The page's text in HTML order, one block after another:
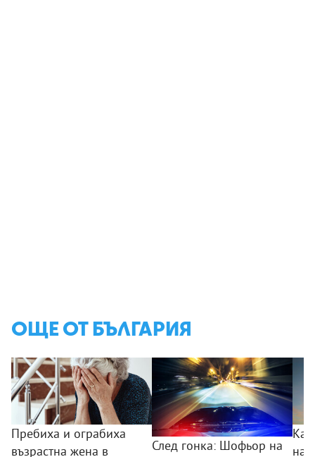
ОЩЕ ОТ БЪЛГАРИЯ
Пребиха и ограбиха
възрастна жена в
След гонка: Шофьор на
на